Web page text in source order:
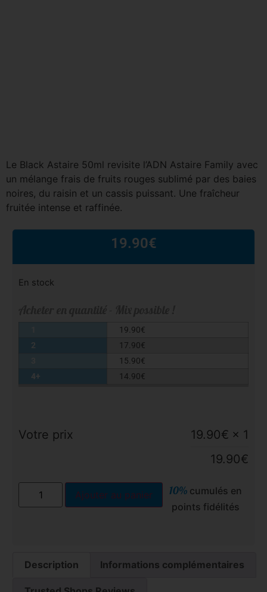
Le Black Astaire 50ml revisite l’ADN Astaire Family avec
un mélange frais de fruits rouges sublimé par des baies
noires, du raisin et un cassis puissant. Une fraîcheur
fruitée intense et raffinée.
19.90€
En stock
19.90€
2
17.90€
15.90€
4+
14.90€
Votre prix 19.90€ × 1
19.90€
Ajouter au panier 10% cumulés en
points fidélités
Description Informations complémentaires